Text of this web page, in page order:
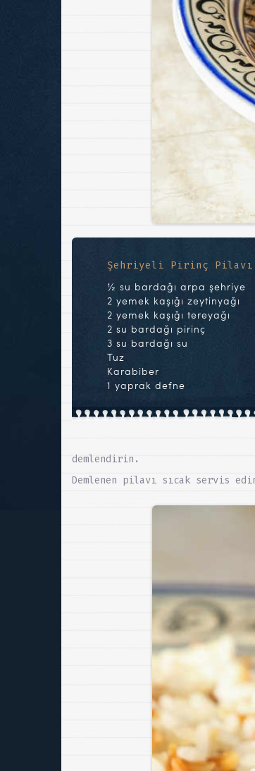
Şehriyeli Pirinç Pilavı
½ su bardağı arpa şehriye
2 yemek kaşığı zeytinyağı
2 yemek kaşığı tereyağı
2 su bardağı pirinç
3 su bardağı su
Tuz
Karabiber
1 yaprak defne
demlendirin.
Demlenen pilavı sıcak servis